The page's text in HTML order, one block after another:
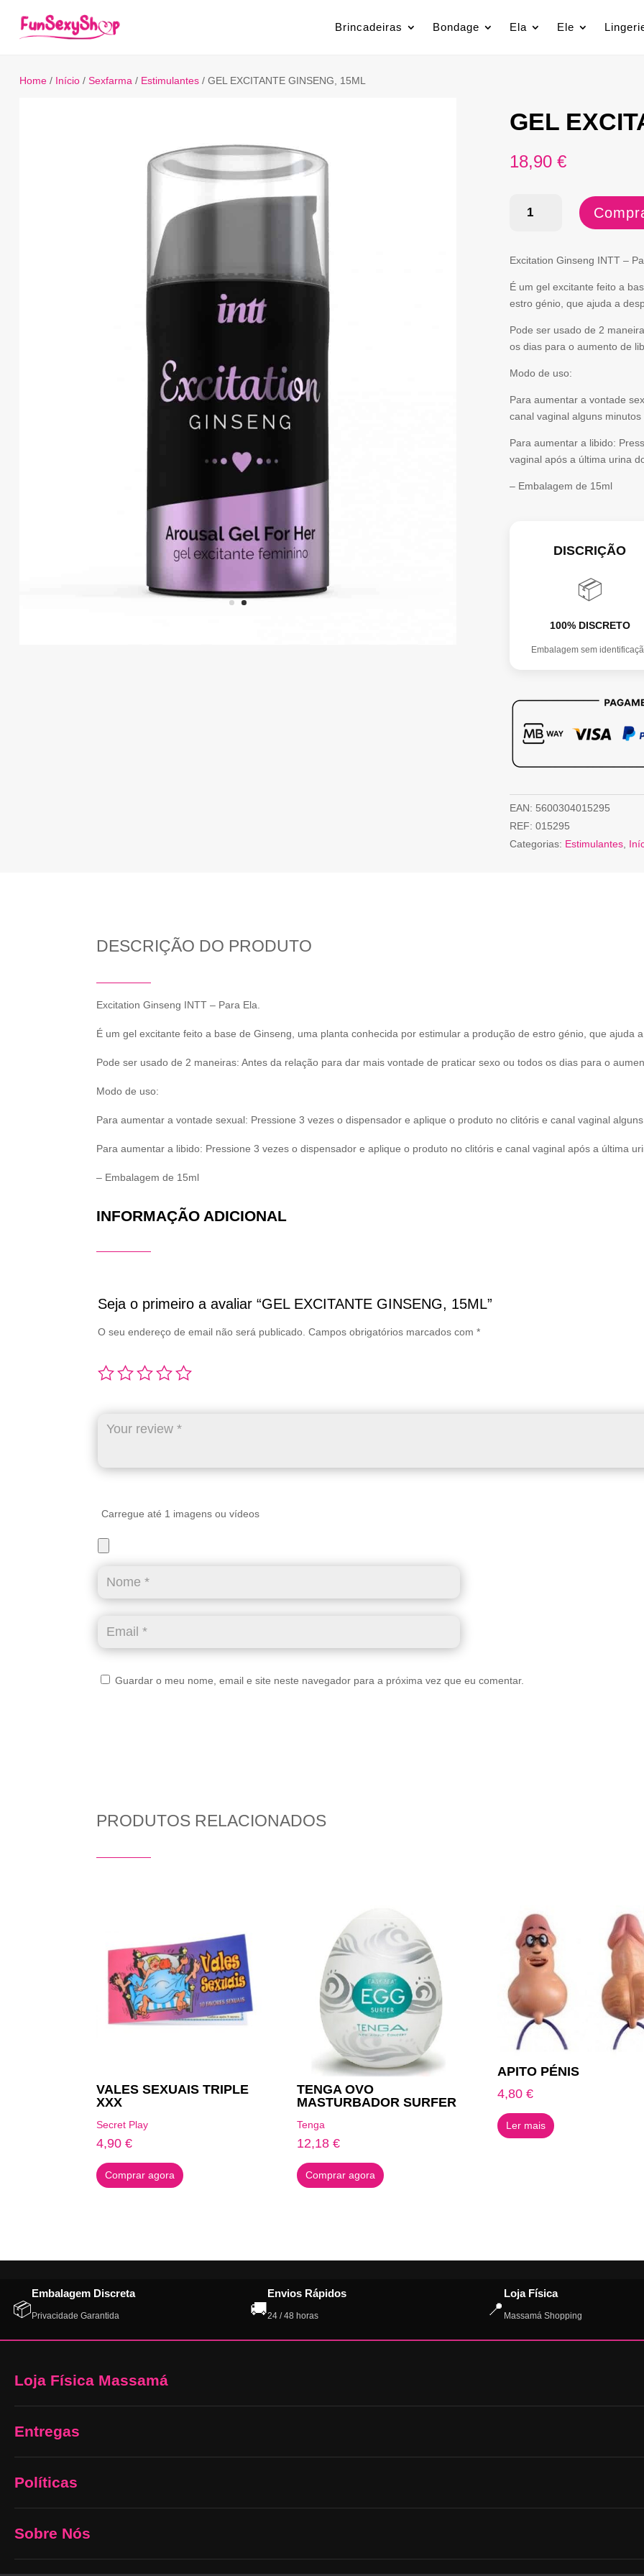
Brincadeiras Bondage Ela Ele
Home/ Início/ Sexfarma / Estimulantes/ GEL EXCITANTE GINSENG, 15ML
GEL
18,90 €
GINSENG,
Excitation Ginseng INTT –
É um gel excitante feito a
estro génio, que ajuda a
Pode ser usado de 2
os dias para o aumento de
Modo de uso:
Para aumentar a vontade
canal vaginal alguns
Para aumentar a libido:
vaginal após a última urina
– Embalagem de 15ml
DISCRIÇÃO
📦
100% DISCRETO
Embalagem sem
EAN: 5600304015295
REF: 015295
Categorias: Estimulantes,
DESCRIÇÃO DO PRODUTO
Excitation Ginseng INTT – Para Ela.
É um gel excitante feito a base de Ginseng, uma planta conhecida por estimular a produção de estro génio, que ajuda
Pode ser usado de 2 maneiras: Antes da relação para dar mais vontade de praticar sexo ou todos os dias para o
Modo de uso:
Para aumentar a vontade sexual: Pressione 3 vezes o dispensador e aplique o produto no clitóris e canal vaginal
Para aumentar a libido: Pressione 3 vezes o dispensador e aplique o produto no clitóris e canal vaginal após a última
– Embalagem de 15ml
INFORMAÇÃO ADICIONAL
Seja o primeiro a avaliar “GEL EXCITANTE GINSENG, 15ML”
O seu endereço de email não será publicado. Campos obrigatórios marcados com*
Carregue até 1 imagens ou vídeos
Guardar o meu nome, email e site neste navegador para a próxima vez que eu comentar.
PRODUTOS RELACIONADOS
VALES SEXUAIS TRIPLE
XXX
Secret Play
4,90€
Comprar agora
TENGA OVO
MASTURBADOR SURFER
Tenga
12,18€
Comprar agora
APITO PÉNIS
4,80€
Ler mais
📦
Embalagem Discreta
Privacidade Garantida 🚚
Envios Rápidos
24 / 48 horas 📍
Loja Física
Massamá Shopping
Loja Física Massamá
Entregas
Políticas
Sobre Nós